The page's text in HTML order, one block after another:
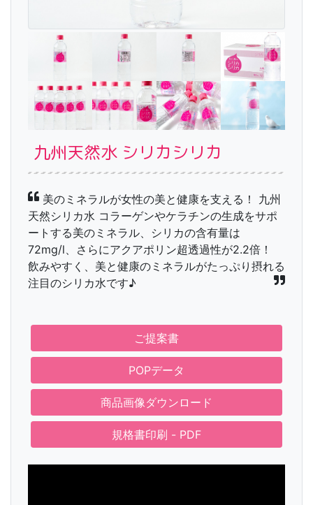
九州天然水 シリカシリカ
美のミネラルが女性の美と健康を支える！ 九州
天然シリカ水 コラーゲンやケラチンの生成をサポ
ートする美のミネラル、シリカの含有量は
72mg/l、さらにアクアポリン超透過性が2.2倍！
飲みやすく、美と健康のミネラルがたっぷり摂れる
注目のシリカ水です♪
ご提案書
POPデータ
商品画像ダウンロード
規格書印刷 - PDF